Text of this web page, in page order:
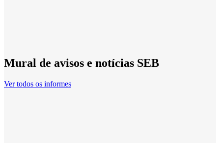
Mural de avisos e notícias SEB
Ver todos os informes